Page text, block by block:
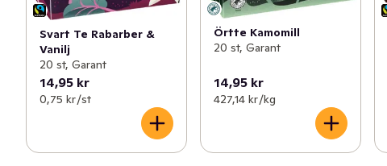
Svart Te Rabarber &
Vanilj
20 st, Garant
14,95 kr
0,75 kr /st
Örtte Kamomill
20 st, Garant
14,95 kr
427,14 kr /kg